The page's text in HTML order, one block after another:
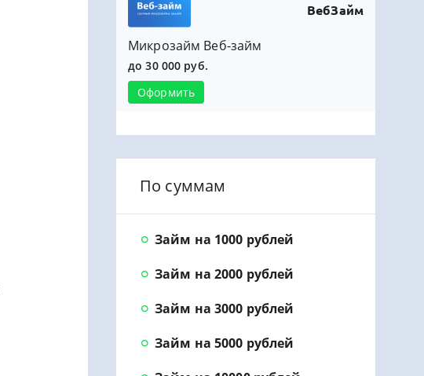
ВебЗайм
Микрозайм Веб-займ
до 30 000 руб.
Оформить
По суммам
Займ на 1000 рублей
Займ на 2000 рублей
Займ на 3000 рублей
Займ на 5000 рублей